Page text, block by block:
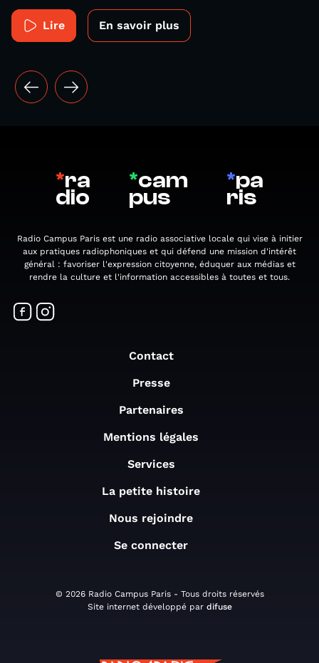
Lire En savoir plus
*ra
dio
*cam
pus
*pa
ris
Radio Campus Paris est une radio associative locale qui vise à initier
aux pratiques radiophoniques et qui défend une mission d'intérêt
général : favoriser l'expression citoyenne, éduquer aux médias et
rendre la culture et l'information accessibles à toutes et tous.
Contact
Presse
Partenaires
Mentions légales
Services
La petite histoire
Nous rejoindre
Se connecter
© 2026 Radio Campus Paris - Tous droits réservés
Site internet développé par difuse